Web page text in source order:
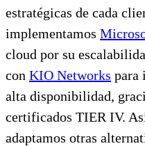
estratégicas de cada
implementamos
cloud por su
con KIO Networks para
alta disponibilidad,
certificados TIER IV.
adaptamos otras